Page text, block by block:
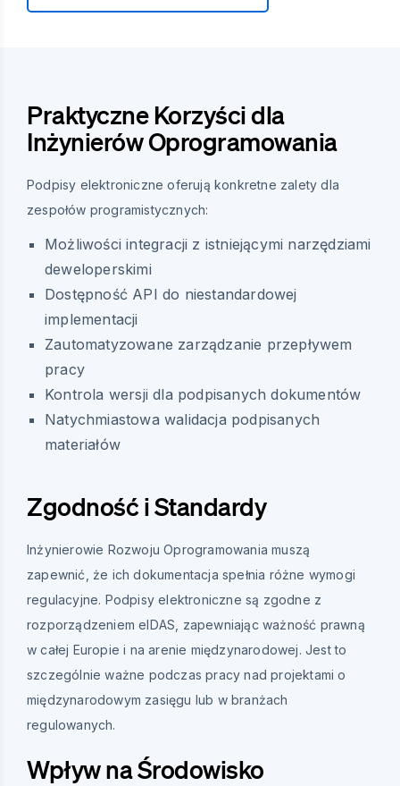
Praktyczne Korzyści dla
Inżynierów Oprogramowania
Podpisy elektroniczne oferują konkretne zalety dla
zespołów programistycznych:
Możliwości integracji z istniejącymi narzędziami
deweloperskimi
Dostępność API do niestandardowej
implementacji
Zautomatyzowane zarządzanie przepływem
pracy
Kontrola wersji dla podpisanych dokumentów
Natychmiastowa walidacja podpisanych
materiałów
Zgodność i Standardy
Inżynierowie Rozwoju Oprogramowania muszą
zapewnić, że ich dokumentacja spełnia różne wymogi
regulacyjne. Podpisy elektroniczne są zgodne z
rozporządzeniem eIDAS, zapewniając ważność prawną
w całej Europie i na arenie międzynarodowej. Jest to
szczególnie ważne podczas pracy nad projektami o
międzynarodowym zasięgu lub w branżach
regulowanych.
Wpływ na Środowisko